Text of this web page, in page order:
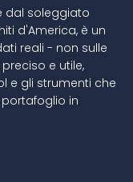
dal soleggiato
d'America, è un
reali - non sulle
e utile,
e gli strumenti che
in